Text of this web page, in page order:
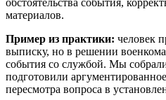
обстоятельства события,
материалов.
Пример из практики: человек
выписку, но в решении
события со службой. Мы
подготовили
пересмотра вопроса в